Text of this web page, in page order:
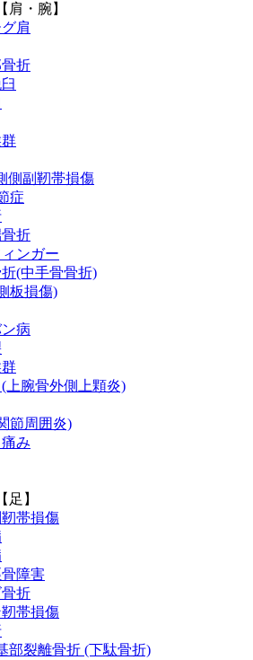
肩・腕】
肩
骨折
側副靭帯損傷
症
折
ンガー
(中手骨骨折)
板損傷)
病
腕骨外側上顆炎)
節周囲炎)
み
足】
帯損傷
障害
折
帯損傷
部裂離骨折 (下駄骨折)